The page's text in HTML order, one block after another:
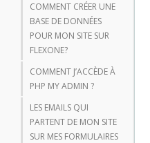
COMMENT CRÉER UNE
BASE DE DONNÉES
POUR MON SITE SUR
FLEXONE?
COMMENT J’ACCÈDE À
PHP MY ADMIN ?
LES EMAILS QUI
PARTENT DE MON SITE
SUR MES FORMULAIRES